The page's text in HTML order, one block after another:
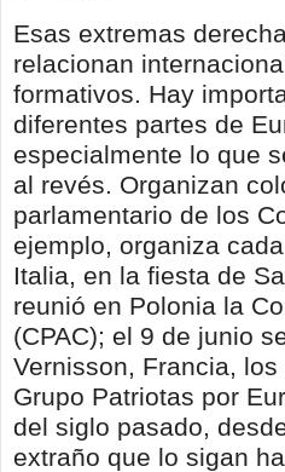
Esas extremas
relacionan
formativos. Hay
diferentes partes de
especialmente lo que
al revés. Organizan
parlamentario de los
ejemplo, organiza
Italia, en la fiesta de
reunió en Polonia la
(CPAC); el 9 de junio
Vernisson, Francia,
Grupo Patriotas por
del siglo pasado,
extraño que lo sigan